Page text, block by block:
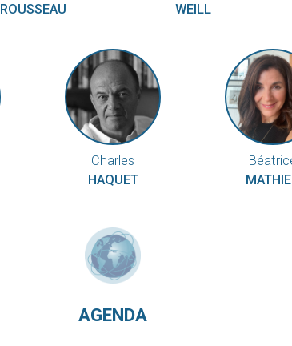
ROUSSEAU WEILL
Charles
HAQUET
AGENDA